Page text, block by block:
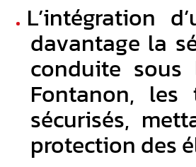
L’intégration
davantage la
conduite sous
Fontanon, les
sécurisés,
protection des